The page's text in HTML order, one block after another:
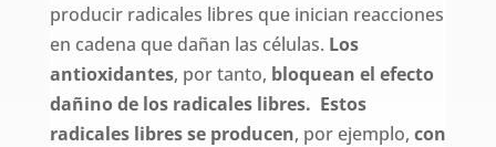
producir radicales libres que inician reacciones
en cadena que dañan las células. Los
antioxidantes, por tanto, bloquean el efecto
dañino de los radicales libres. Estos
radicales libres se producen, por ejemplo, con